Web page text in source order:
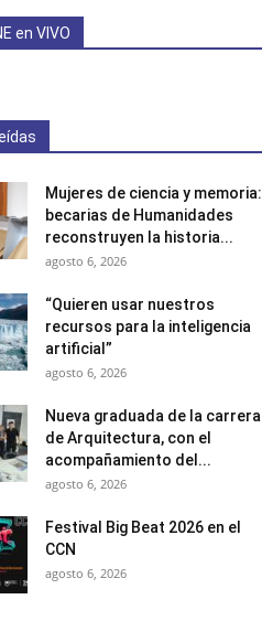
en VIVO
Mujeres de ciencia y memoria:
becarias de Humanidades
reconstruyen la historia...
agosto 6, 2026
“Quieren usar nuestros
recursos para la inteligencia
artificial”
agosto 6, 2026
Nueva graduada de la carrera
de Arquitectura, con el
acompañamiento del...
agosto 6, 2026
Festival Big Beat 2026 en el
CCN
agosto 6, 2026